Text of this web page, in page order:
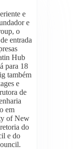
e
e
o
entrada
Hub
para 18
também
e
de
em
of New
do
e do